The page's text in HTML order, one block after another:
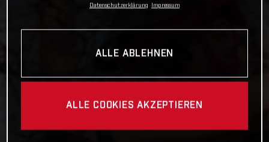
Datenschutzerklärung Impressum
ALLE ABLEHNEN
ALLE COOKIES AKZEPTIEREN